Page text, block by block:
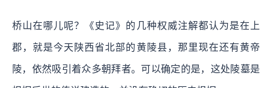
桥山在哪儿呢？《史记》的几种权威注解都认为是在上
郡，就是今天陕西省北部的黄陵县，那里现在还有黄帝
陵，依然吸引着众多朝拜者。可以确定的是，这处陵墓是